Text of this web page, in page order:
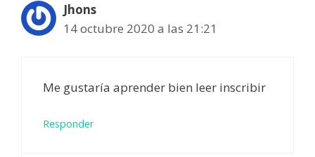
Jhons
14 octubre 2020 a las 21:21
Me gustaría aprender bien leer inscribir
Responder